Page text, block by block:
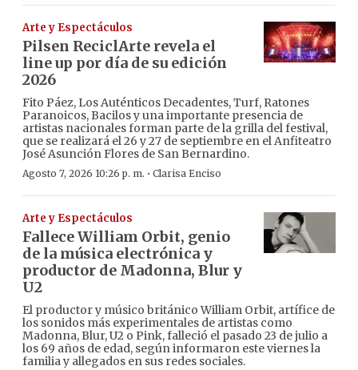
Arte y Espectáculos
Pilsen ReciclArte revela el
line up por día de su edición
2026
Fito Páez, Los Auténticos Decadentes, Turf, Ratones
Paranoicos, Bacilos y una importante presencia de
artistas nacionales forman parte de la grilla del festival,
que se realizará el 26 y 27 de septiembre en el Anfiteatro
José Asunción Flores de San Bernardino.
Agosto 7, 2026 10:26 p. m. · Clarisa Enciso
Arte y Espectáculos
Fallece William Orbit, genio
de la música electrónica y
productor de Madonna, Blur y
U2
El productor y músico británico William Orbit, artífice de
los sonidos más experimentales de artistas como
Madonna, Blur, U2 o Pink, falleció el pasado 23 de julio a
los 69 años de edad, según informaron este viernes la
familia y allegados en sus redes sociales.